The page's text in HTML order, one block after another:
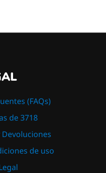
(FAQs)
de 3718
Devoluciones
de uso